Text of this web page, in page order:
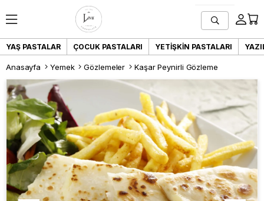
YAŞ PASTALAR ÇOCUK PASTALARI YETIŞKIN PASTALARI
Anasayfa Yemek Gözlemeler Kaşar Peynirli Gözleme